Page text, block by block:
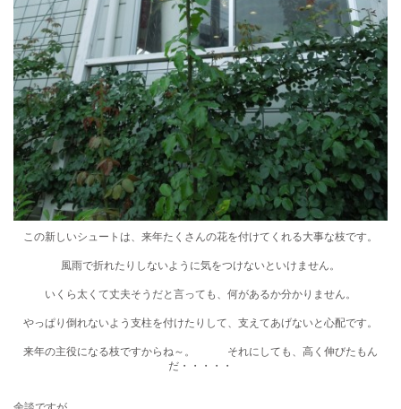
この新しいシュートは、来年たくさんの花を付けてくれる大事な枝です。
風雨で折れたりしないように気をつけないといけません。
いくら太くて丈夫そうだと言っても、何があるか分かりません。
やっぱり倒れないよう支柱を付けたりして、支えてあげないと心配です。
来年の主役になる枝ですからね～。 それにしても、高く伸びたもん
だ・・・・・